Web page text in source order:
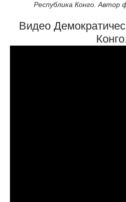
Республика Конго. Автор
Видео